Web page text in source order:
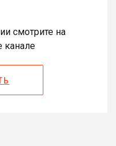
смотрите на
канале